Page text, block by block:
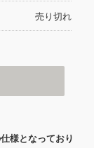
売り切れ
様となっており